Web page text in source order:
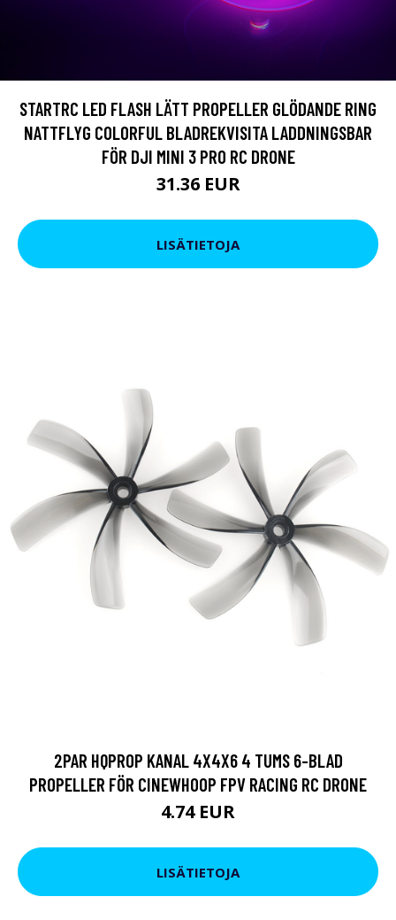
STARTRC LED FLASH LÄTT PROPELLER GLÖDANDE RING
NATTFLYG COLORFUL BLADREKVISITA LADDNINGSBAR
FÖR DJI MINI 3 PRO RC DRONE
31.36 EUR
LISÄTIETOJA
2PAR HQPROP KANAL 4X4X6 4 TUMS 6-BLAD
PROPELLER FÖR CINEWHOOP FPV RACING RC DRONE
4.74 EUR
LISÄTIETOJA